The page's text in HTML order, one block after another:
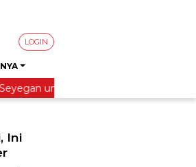
LOGIN
untuk Perkuat Kesadaran Hukum
Ini